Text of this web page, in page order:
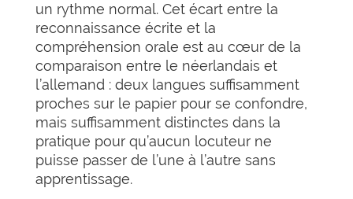
un rythme normal. Cet écart entre la
reconnaissance écrite et la
compréhension orale est au cœur de la
comparaison entre le néerlandais et
l’allemand : deux langues suffisamment
proches sur le papier pour se confondre,
mais suffisamment distinctes dans la
pratique pour qu’aucun locuteur ne
puisse passer de l’une à l’autre sans
apprentissage.